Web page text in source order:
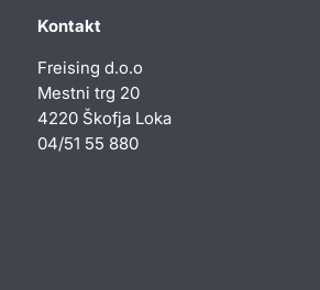
Kontakt
Freising d.o.o
Mestni trg 20
4220 Škofja Loka
04/51 55 880